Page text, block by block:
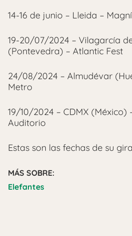
14-16 de junio – Lleida –
19-20/07/2024 – Vilagarcía
(Pontevedra) – Atlantic Fest
24/08/2024 – Almudévar
Metro
19/10/2024 – CDMX (México)
Auditorio
Estas son las fechas de su
MÁS SOBRE:
Elefantes